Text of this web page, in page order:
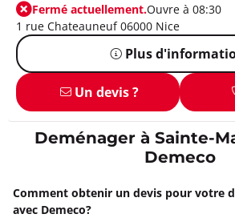
Fermé actuellement.Ouvre à 08:30
1 rue Chateauneuf 06000 Nice
Plus
Un devis ?
Deménager à Sainte-
Demeco
Comment obtenir un devis pour votre
avec Demeco?